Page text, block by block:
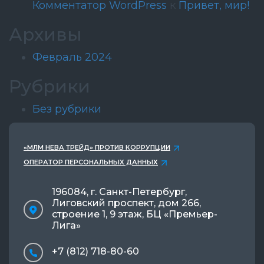
Комментатор WordPress к Привет, мир!
Архивы
Февраль 2024
Рубрики
Без рубрики
«МЛМ НЕВА ТРЕЙД» ПРОТИВ КОРРУПЦИИ
ОПЕРАТОР ПЕРСОНАЛЬНЫХ ДАННЫХ
196084, г. Санкт-Петербург,
Лиговский проспект, дом 266,
строение 1, 9 этаж, БЦ «Премьер-
Лига»
+7 (812) 718-80-60